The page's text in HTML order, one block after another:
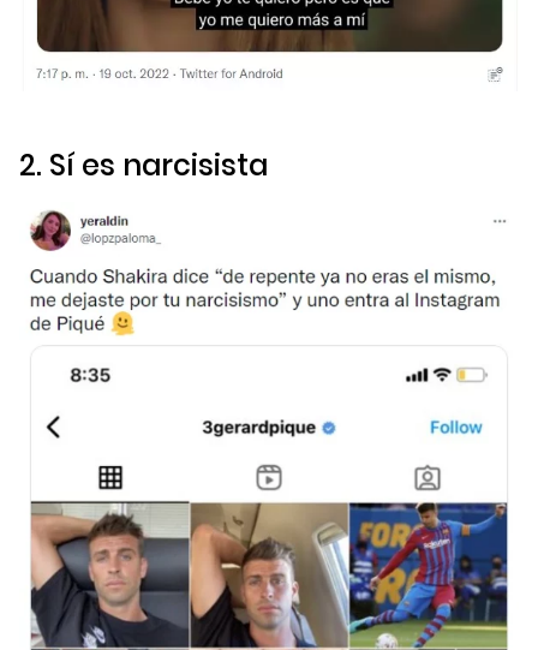
2. Sí es narcisista